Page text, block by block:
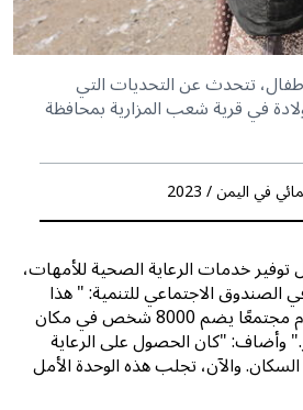
تتحدث عن التحديات التي
في قرية شعب المزارية بمحافظة
في اليمن / 2023
خدمات الرعاية الصحية للأمهات،
الاجتماعي للتنمية: " هذا
المشروع حيوي حيث يخدم مجتمعًا يضم 8000 شخص في مكان
وأضاف: "كان الحصول على الرعاية
السكان. والآن، تجلب هذه الوحدة الأمل